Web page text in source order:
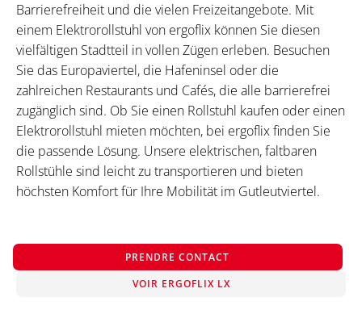
Barrierefreiheit und die vielen Freizeitangebote. Mit
einem Elektrorollstuhl von ergoflix können Sie diesen
vielfältigen Stadtteil in vollen Zügen erleben. Besuchen
Sie das Europaviertel, die Hafeninsel oder die
zahlreichen Restaurants und Cafés, die alle barrierefrei
zugänglich sind. Ob Sie einen Rollstuhl kaufen oder einen
Elektrorollstuhl mieten möchten, bei ergoflix finden Sie
die passende Lösung. Unsere elektrischen, faltbaren
Rollstühle sind leicht zu transportieren und bieten
höchsten Komfort für Ihre Mobilität im Gutleutviertel.
PRENDRE CONTACT
VOIR ERGOFLIX LX